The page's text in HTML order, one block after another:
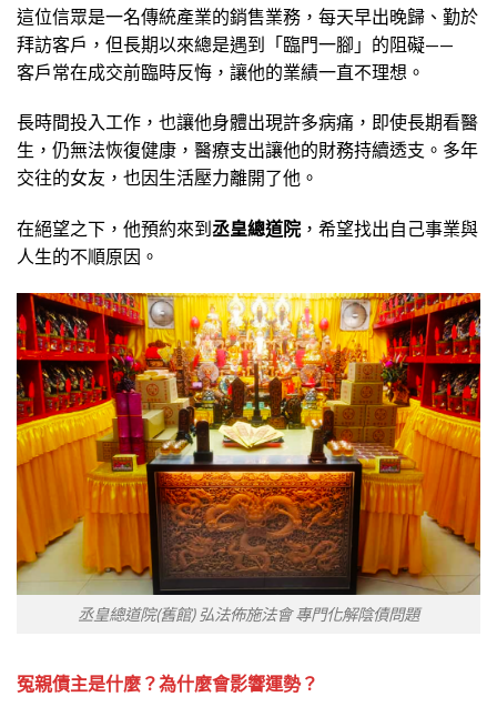
這位信眾是一名傳統產業的銷售業務，每天早出晚歸、勤於
拜訪客戶，但長期以來總是遇到「臨門一腳」的阻礙——
客戶常在成交前臨時反悔，讓他的業績一直不理想。
長時間投入工作，也讓他身體出現許多病痛，即使長期看醫
生，仍無法恢復健康，醫療支出讓他的財務持續透支。多年
交往的女友，也因生活壓力離開了他。
在絕望之下，他預約來到 丞皇總道院 ，希望找出自己事業與
人生的不順原因。
丞皇總道院(舊館) 弘法佈施法會 專門化解陰債問題
冤親債主是什麼？為什麼會影響運勢？